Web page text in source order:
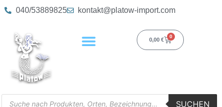
040/53889825 kontakt@platow-import.com
0,00 €
0
SUCHEN